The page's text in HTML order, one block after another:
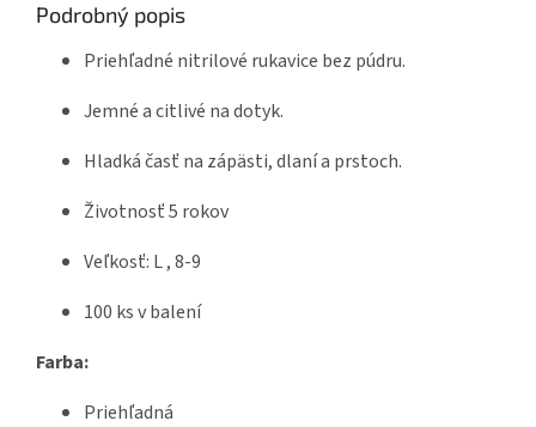
Podrobný popis
Priehľadné nitrilové rukavice bez púdru.
Jemné a citlivé na dotyk.
Hladká časť na zápästi, dlaní a prstoch.
Životnosť 5 rokov
Veľkosť: L , 8-9
100 ks v balení
Farba:
Priehľadná